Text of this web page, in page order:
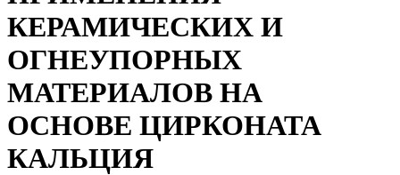
КЕРАМИЧЕСКИХ И
ОГНЕУПОРНЫХ
МАТЕРИАЛОВ НА
ОСНОВЕ ЦИРКОНАТА
КАЛЬЦИЯ